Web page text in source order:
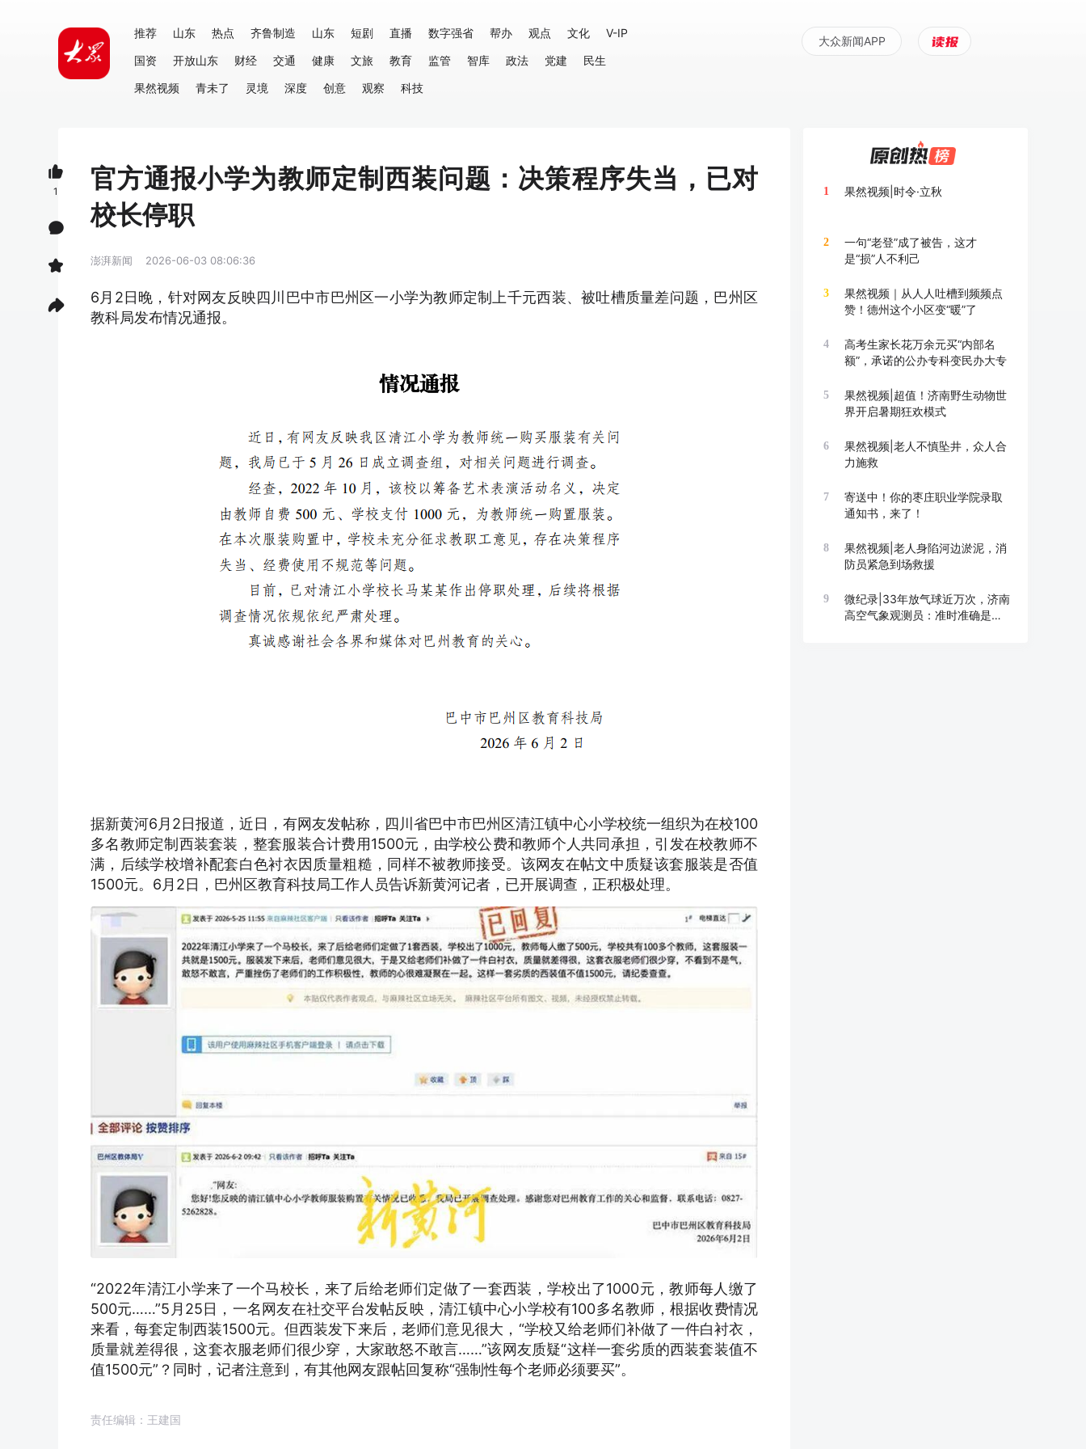
推荐 山东 热点 齐鲁制造 山东 短剧 直播 数字强省 帮办 观点 文化
V-IP
国资
开放山东 财经 交通 健康 文旅 教育 监管 智库 政法 党建
民生
果然视频
青未了 灵境 深度 创意 观察 科技
大众新闻APP
官方通报小学为教师定制西装问题：决策程序失当，已对
校长停职
澎湃新闻 2026-06-03 08:06:36
6月2日晚，针对网友反映四川巴中市巴州区一小学为教师定制上千元西装、被吐槽质量差问题，巴州区
教科局发布情况通报。
据新黄河6月2日报道，近日，有网友发帖称，四川省巴中市巴州区清江镇中心小学校统一组织为在校100
多名教师定制西装套装，整套服装合计费用1500元，由学校公费和教师个人共同承担，引发在校教师不
满，后续学校增补配套白色衬衣因质量粗糙，同样不被教师接受。该网友在帖文中质疑该套服装是否值
1500元。6月2日，巴州区教育科技局工作人员告诉新黄河记者，已开展调查，正积极处理。
“2022年清江小学来了一个马校长，来了后给老师们定做了一套西装，学校出了1000元，教师每人缴了
500元……”5月25日，一名网友在社交平台发帖反映，清江镇中心小学校有100多名教师，根据收费情况
来看，每套定制西装1500元。但西装发下来后，老师们意见很大，“学校又给老师们补做了一件白衬衣，
质量就差得很，这套衣服老师们很少穿，大家敢怒不敢言……”该网友质疑“这样一套劣质的西装套装值不
值1500元”？同时，记者注意到，有其他网友跟帖回复称“强制性每个老师必须要买”。
责任编辑：王建国
1 1 果然视频|时令·立秋
2
一句“老登”成了被告，这才
是“损”人不利己
3
果然视频｜从人人吐槽到频频点
赞！德州这个小区变“暖”了
4
高考生家长花万余元买“内部名
额”，承诺的公办专科变民办大专
5
果然视频|超值！济南野生动物世
界开启暑期狂欢模式
6
果然视频|老人不慎坠井，众人合
力施救
7
寄送中！你的枣庄职业学院录取
通知书，来了！
8
果然视频|老人身陷河边淤泥，消
防员紧急到场救援
9
微纪录|33年放气球近万次，济南
高空气象观测员：准时准确是底